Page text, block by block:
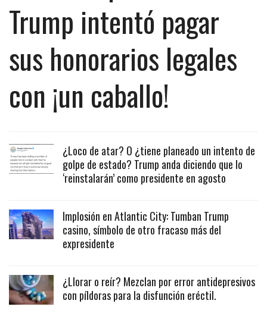
Trump intentó pagar
sus honorarios legales
con ¡un caballo!
¿Loco de atar? O ¿tiene planeado un intento de
golpe de estado? Trump anda diciendo que lo
‘reinstalarán’ como presidente en agosto
Implosión en Atlantic City: Tumban Trump
casino, símbolo de otro fracaso más del
expresidente
¿Llorar o reír? Mezclan por error antidepresivos
con píldoras para la disfunción eréctil.